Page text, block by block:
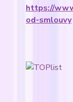
https://
od-smlouvy